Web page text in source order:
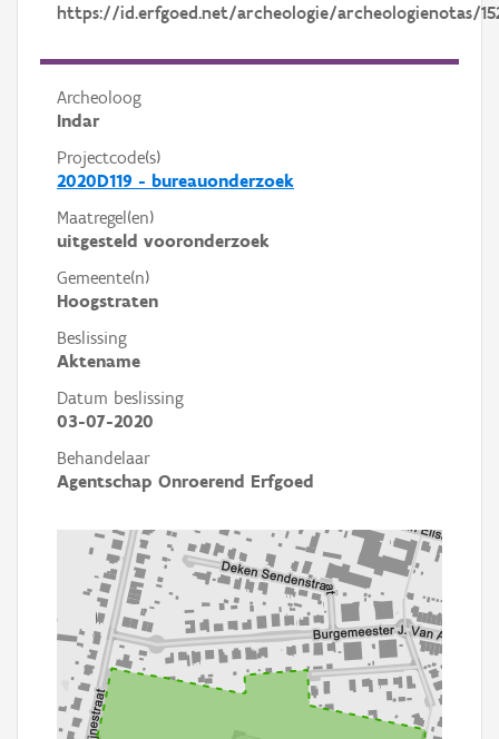
https://id.erfgoed.net/archeologie/archeologienotas/
Archeoloog
Indar
Projectcode(s)
2020D119 - bureauonderzoek
Maatregel(en)
uitgesteld vooronderzoek
Gemeente(n)
Hoogstraten
Beslissing
Aktename
Datum beslissing
03-07-2020
Behandelaar
Agentschap Onroerend Erfgoed